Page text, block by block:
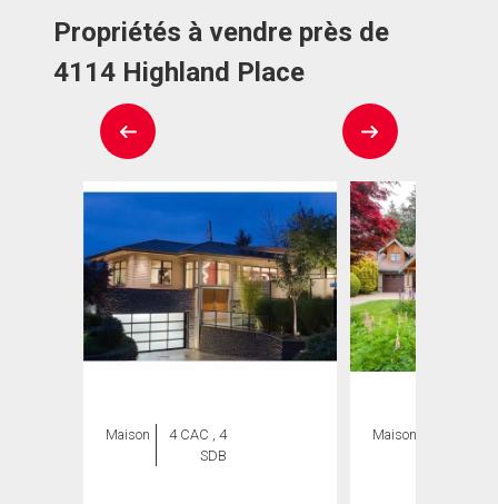
Propriétés à vendre près de
4114 Highland Place
Maison
4 CAC , 4
SDB
Maison